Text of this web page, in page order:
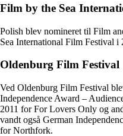
Film by the Sea
Polish blev nomineret til Film
Sea International Film Festival
Oldenburg Film Festival
Ved Oldenburg Film Festival
Independence Award –
2011 for For Lovers Only og
vandt også German
for Northfork.